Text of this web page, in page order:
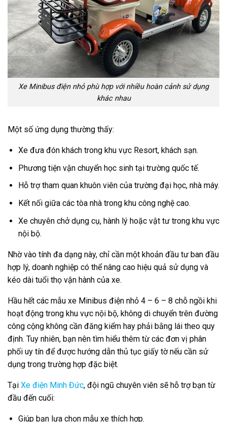
Xe Minibus điện nhỏ phù hợp với nhiều hoàn cảnh sử dụng
khác nhau
Một số ứng dụng thường thấy:
Xe đưa đón khách trong khu vực Resort, khách sạn.
Phương tiện vận chuyển học sinh tại trường quốc tế.
Hỗ trợ tham quan khuôn viên của trường đại học, nhà máy.
Kết nối giữa các tòa nhà trong khu công nghệ cao.
Xe chuyên chở dụng cụ, hành lý hoặc vật tư trong khu vực
nội bộ.
Nhờ vào tính đa dạng này, chỉ cần một khoản đầu tư ban đầu
hợp lý, doanh nghiệp có thể nâng cao hiệu quả sử dụng và
kéo dài tuổi thọ vận hành của xe.
Hầu hết các mẫu xe Minibus điện nhỏ 4 – 6 – 8 chỗ ngồi khi
hoạt động trong khu vực nội bộ, không di chuyển trên đường
công cộng không cần đăng kiểm hay phải bằng lái theo quy
định. Tuy nhiên, bạn nên tìm hiểu thêm từ các đơn vị phân
phối uy tín để được hướng dẫn thủ tục giấy tờ nếu cần sử
dụng trong trường hợp đặc biệt.
Tại Xe điện Minh Đức, đội ngũ chuyên viên sẽ hỗ trợ bạn từ
đầu đến cuối:
Giúp bạn lựa chọn mẫu xe thích hợp.